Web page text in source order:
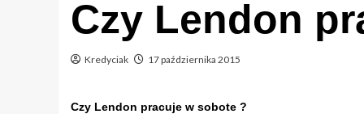
Czy Lendon
Kredyciak 17 października 2015
Czy Lendon pracuje w sobote ?